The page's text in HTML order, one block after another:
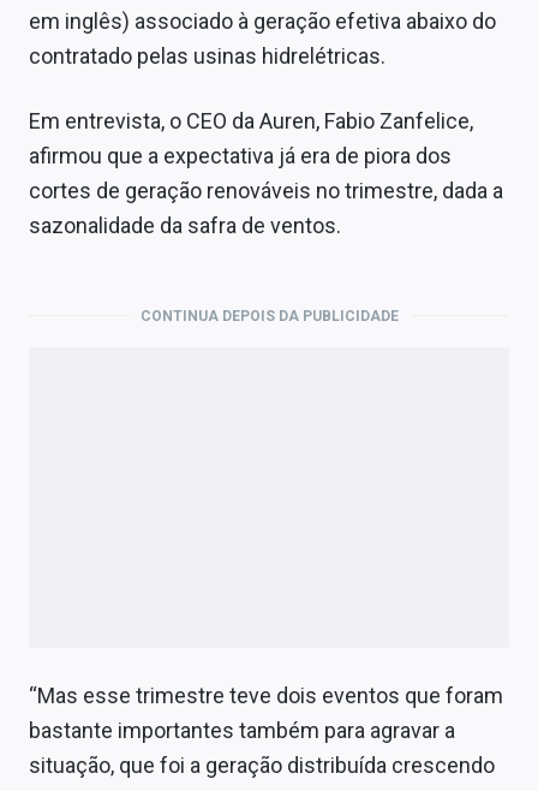
em inglês) associado à geração efetiva abaixo do
contratado pelas usinas hidrelétricas.
Em entrevista, o CEO da Auren, Fabio Zanfelice,
afirmou que a expectativa já era de piora dos
cortes de geração renováveis no trimestre, dada a
sazonalidade da safra de ventos.
CONTINUA DEPOIS DA PUBLICIDADE
“Mas esse trimestre teve dois eventos que foram
bastante importantes também para agravar a
situação, que foi a geração distribuída crescendo